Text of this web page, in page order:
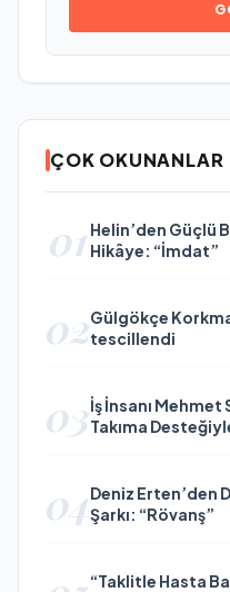
ÇOK OKUNANLAR
01 Helin’den Güçlü
Hikâye: “İmdat”
02Gülgökçe
tescillendi
03İş İnsanı
Takıma
04Deniz Erten’den
Şarkı: “Rövanş”
“Taklitle Hasta